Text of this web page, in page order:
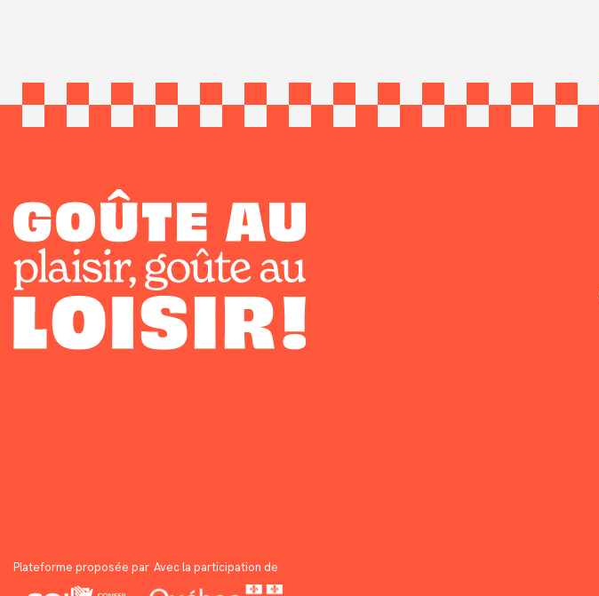
Plateforme proposée par Avec la participation de